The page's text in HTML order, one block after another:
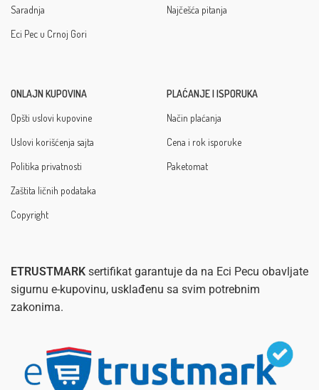
Saradnja
Eci Pec u Crnoj Gori
Najčešća pitanja
ONLAJN KUPOVINA
Opšti uslovi kupovine
Uslovi korišćenja sajta
Politika privatnosti
Zaštita ličnih podataka
Copyright
PLAĆANJE I ISPORUKA
Način plaćanja
Cena i rok isporuke
Paketomat
ETRUSTMARK sertifikat garantuje da na Eci Pecu obavljate
sigurnu e-kupovinu, usklađenu sa svim potrebnim
zakonima.